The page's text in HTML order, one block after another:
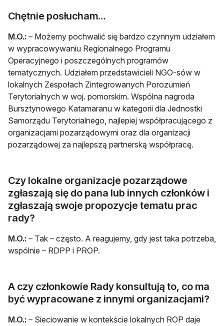
Chętnie posłucham…
M.O.: – Możemy pochwalić się bardzo czynnym udziałem
w wypracowywaniu Regionalnego Programu
Operacyjnego i poszczególnych programów
tematycznych. Udziałem przedstawicieli NGO-sów w
lokalnych Zespołach Zintegrowanych Porozumień
Terytorialnych w woj. pomorskim. Wspólna nagroda
Bursztynowego Katamaranu w kategorii dla Jednostki
Samorządu Terytorialnego, najlepiej współpracującego z
organizacjami pozarządowymi oraz dla organizacji
pozarządowej za najlepszą partnerską współpracę.
Czy lokalne organizacje pozarządowe
zgłaszają się do pana lub innych członków i
zgłaszają swoje propozycje tematu prac
rady?
M.O.: – Tak – często. A reagujemy, gdy jest taka potrzeba,
wspólnie – RDPP i PROP.
A czy członkowie Rady konsultują to, co ma
być wypracowane z innymi organizacjami?
M.O.: – Sieciowanie w kontekście lokalnych ROP daje